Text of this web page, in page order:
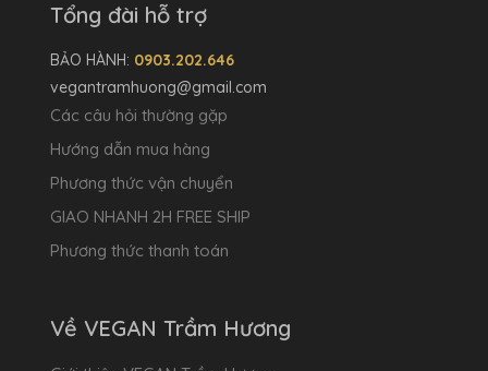
Tổng đài hỗ trợ
BẢO HÀNH: 0903.202.646
vegantramhuong@gmail.com
Các câu hỏi thường gặp
Hướng dẫn mua hàng
Phương thức vận chuyển
GIAO NHANH 2H FREE SHIP
Phương thức thanh toán
Về VEGAN Trầm Hương